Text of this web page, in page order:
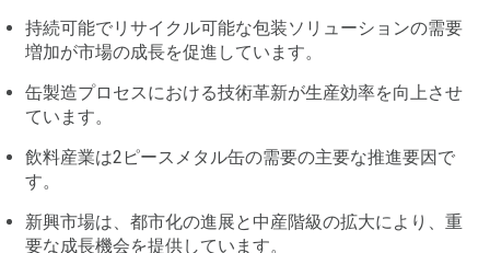
持続可能でリサイクル可能な包装ソリューションの需要
増加が市場の成長を促進しています。
缶製造プロセスにおける技術革新が生産効率を向上させ
ています。
飲料産業は2ピースメタル缶の需要の主要な推進要因で
す。
新興市場は、都市化の進展と中産階級の拡大により、重
要な成長機会を提供しています。